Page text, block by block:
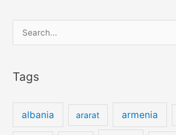
for:
Tags
albania ararat armenia